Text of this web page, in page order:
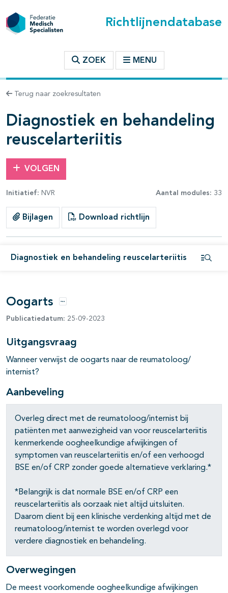
Richtlijnendatabase
ZOEK MENU
Terug naar zoekresultaten
Diagnostiek en behandeling
reuscelarteriitis
VOLGEN
Initiatief: NVR Aantal modules: 33
Bijlagen Download richtlijn
Diagnostiek en behandeling reuscelarteriitis
binnen deze richtlijn
open- en dichtklappen
open- en dichtklappen
open- en dichtklappen
open- en dichtklappen
open- en dichtklappen
Oogarts Opties
Publicatiedatum: 25-09-2023
Uitgangsvraag
Wanneer verwijst de oogarts naar de reumatoloog/
internist?
Aanbeveling
Overleg direct met de reumatoloog/internist bij
patiënten met aanwezigheid van voor reuscelarteriitis
kenmerkende oogheelkundige afwijkingen of
symptomen van reuscelarteriitis en/of een verhoogd
BSE en/of CRP zonder goede alternatieve verklaring.*
*Belangrijk is dat normale BSE en/of CRP een
reuscelarteriitis als oorzaak niet altijd uitsluiten.
Daarom dient bij een klinische verdenking altijd met de
reumatoloog/internist te worden overlegd voor
verdere diagnostiek en behandeling.
Overwegingen
De meest voorkomende oogheelkundige afwijkingen